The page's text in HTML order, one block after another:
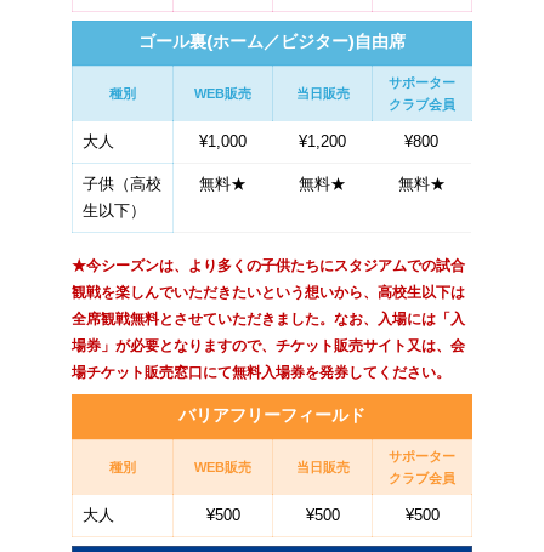
ゴール裏(ホーム／ビジター)自由席
種別 WEB販売 当日販売
サポーター
クラブ会員
大人 ¥1,000 ¥1,200 ¥800
子供（高校
生以下）
無料★ 無料★ 無料★
★今シーズンは、より多くの子供たちにスタジアムでの試合
観戦を楽しんでいただきたいという想いから、高校生以下は
全席観戦無料とさせていただきました。なお、入場には「入
場券」が必要となりますので、チケット販売サイト又は、会
場チケット販売窓口にて無料入場券を発券してください。
バリアフリーフィールド
種別 WEB販売 当日販売
サポーター
クラブ会員
大人 ¥500 ¥500 ¥500